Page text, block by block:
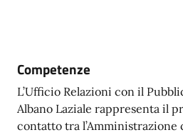
Competenze
L’Ufficio Relazioni con il
Albano Laziale rappresenta il
contatto tra